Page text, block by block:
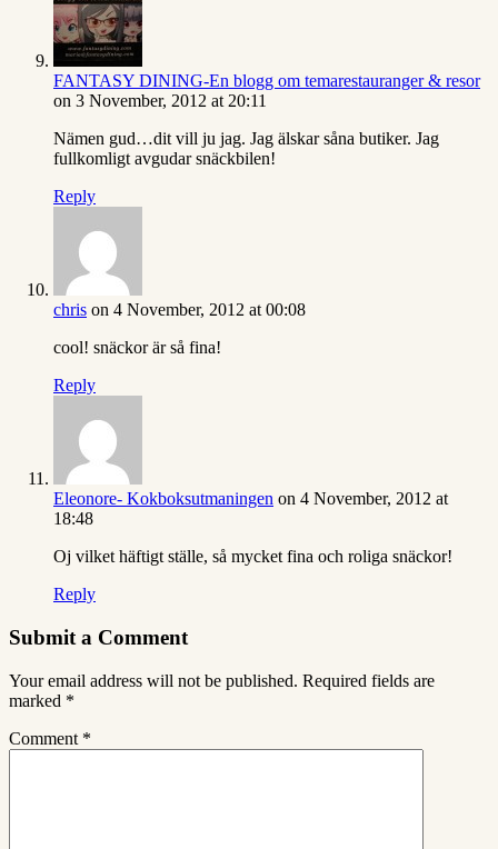
FANTASY DINING-En blogg om temarestauranger & resor
on 3 November, 2012 at 20:11
Nämen gud…dit vill ju jag. Jag älskar såna butiker. Jag
fullkomligt avgudar snäckbilen!
Reply
chris on 4 November, 2012 at 00:08
cool! snäckor är så fina!
Reply
Eleonore- Kokboksutmaningen on 4 November, 2012 at
18:48
Oj vilket häftigt ställe, så mycket fina och roliga snäckor!
Reply
Submit a Comment
Your email address will not be published. Required fields are
marked *
Comment *